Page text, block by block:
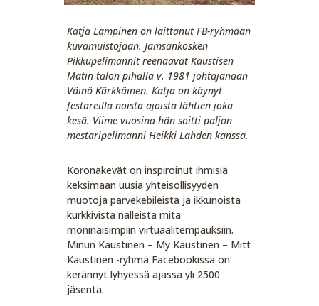
Katja Lampinen on laittanut FB-ryhmään
kuvamuistojaan. Jämsänkosken
Pikkupelimannit reenaavat Kaustisen
Matin talon pihalla v. 1981 johtajanaan
Väinö Kärkkäinen. Katja on käynyt
festareilla noista ajoista lähtien joka
kesä. Viime vuosina hän soitti paljon
mestaripelimanni Heikki Lahden kanssa.
Koronakevät on inspiroinut ihmisiä
keksimään uusia yhteisöllisyyden
muotoja parvekebileistä ja ikkunoista
kurkkivista nalleista mitä
moninaisimpiin virtuaalitempauksiin.
Minun Kaustinen – My Kaustinen – Mitt
Kaustinen -ryhmä Facebookissa on
kerännyt lyhyessä ajassa yli 2500
jäsentä.